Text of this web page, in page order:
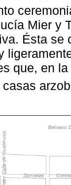
Mier y
Ésta se
que, en
casas